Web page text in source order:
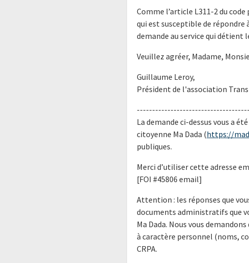
Comme l’article L311-2 du
qui est susceptible de
demande au service qui détient
Veuillez agréer, Madame,
Guillaume Leroy,
Président de l'association
La demande ci-dessus vous a
citoyenne Ma Dada (https://
publiques.
Merci d’utiliser cette adresse
[FOI #45806 email]
Attention : les réponses que
documents administratifs que
Ma Dada. Nous vous
à caractère personnel (noms,
CRPA.